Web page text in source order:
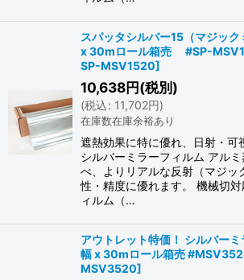
スパッタシルバー15（マジッ
x 30mロール箱売 #SP-
SP-MSV1520]
10,638円(税別)
(税込: 11,702円)
在庫数在庫余裕あり
遮熱効果に特に優れ、日射・可
シルバーミラーフィルム アル
べ、よりリアルな反射（マジッ
性・精度に優れます。 機械切
ィルム（…
アウトレット特価！ シルバ
幅 x 30mロール箱売
MSV3520]